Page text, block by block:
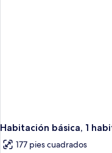
Habitación básica, 1
177 pies cuadrados